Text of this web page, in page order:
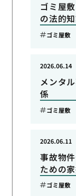
ゴミ屋
の法的
ゴミ屋敷
メンタ
係
2026.06.14
ゴミ屋敷
事故物
ための
2026.06.11
ゴミ屋敷